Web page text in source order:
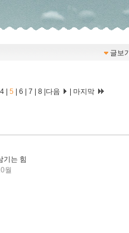
글보기
4 5 6 7 8 다음 마지막
기는 힘
월